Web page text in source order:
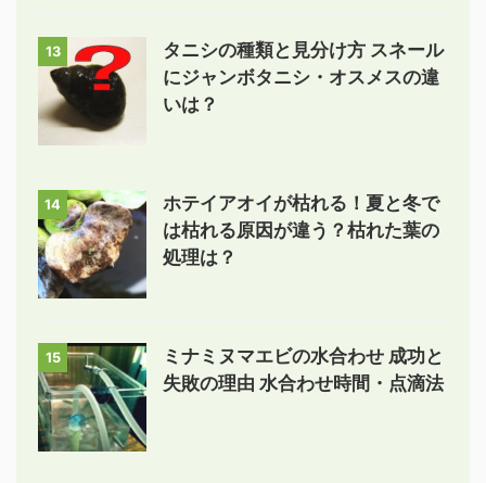
13
タニシの種類と見分け方 スネール
にジャンボタニシ・オスメスの違
いは？
14
ホテイアオイが枯れる！夏と冬で
は枯れる原因が違う？枯れた葉の
処理は？
15
ミナミヌマエビの水合わせ 成功と
失敗の理由 水合わせ時間・点滴法